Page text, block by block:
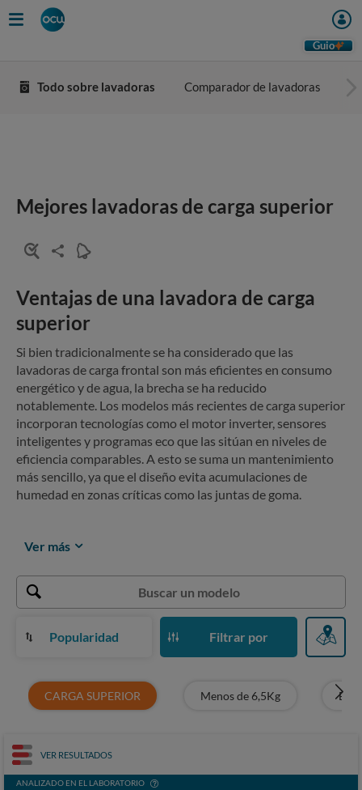
Guio
Todo sobre lavadoras Comparador de lavadoras
Mejores lavadoras de carga superior
Ventajas de una lavadora de carga
superior
Si bien tradicionalmente se ha considerado que las
lavadoras de carga frontal son más eficientes en consumo
energético y de agua, la brecha se ha reducido
notablemente. Los modelos más recientes de carga superior
incorporan tecnologías como el motor inverter, sensores
inteligentes y programas eco que las sitúan en niveles de
eficiencia comparables. A esto se suma un mantenimiento
más sencillo, ya que el diseño evita acumulaciones de
humedad en zonas críticas como las juntas de goma.
Ver más
Popularidad Filtrar por
CARGA SUPERIOR Menos de 6,5Kg
VER RESULTADOS
ANALIZADO EN EL LABORATORIO